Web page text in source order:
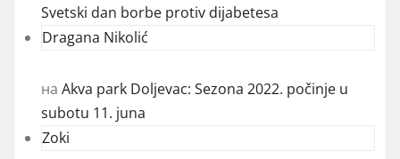
Svetski dan borbe protiv dijabetesa
Dragana Nikolić
на Akva park Doljevac: Sezona 2022. počinje u
subotu 11. juna
Zoki